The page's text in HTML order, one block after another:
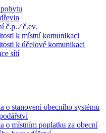
č.p. ⁄ č.ev.
k místní komunikaci
k účelové komunikaci
sítí
o stanovení obecního systému
o místním poplatku za obecní